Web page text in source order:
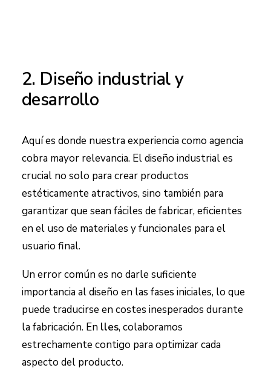
2. Diseño industrial y
desarrollo
Aquí es donde nuestra experiencia como agencia
cobra mayor relevancia. El diseño industrial es
crucial no solo para crear productos
estéticamente atractivos, sino también para
garantizar que sean fáciles de fabricar, eficientes
en el uso de materiales y funcionales para el
usuario final.
Un error común es no darle suficiente
importancia al diseño en las fases iniciales, lo que
puede traducirse en costes inesperados durante
la fabricación. En lles, colaboramos
estrechamente contigo para optimizar cada
aspecto del producto.